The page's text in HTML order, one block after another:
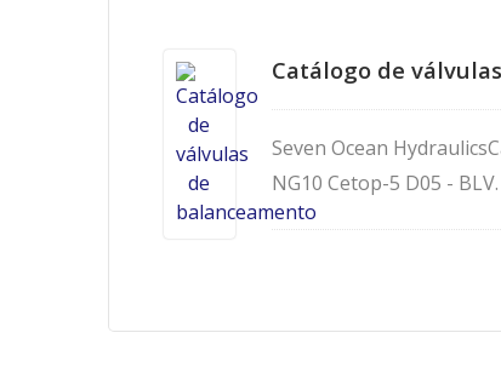
Catálogo de
Seven Ocean
NG10 Cetop-5 D05 - BLV.